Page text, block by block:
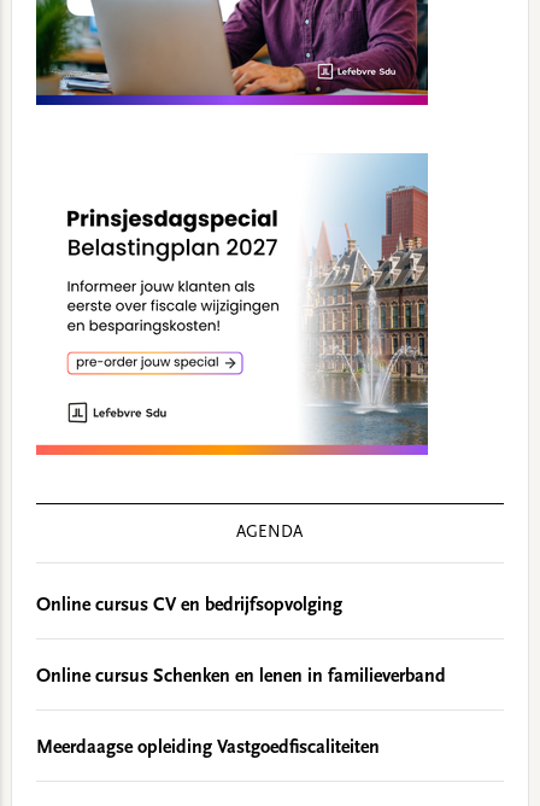
AGENDA
Online cursus CV en bedrijfsopvolging
Online cursus Schenken en lenen in familieverband
Meerdaagse opleiding Vastgoedfiscaliteiten